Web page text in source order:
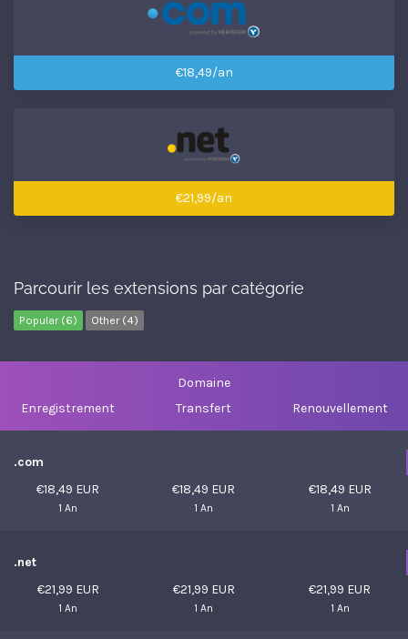
€18,49/an
€21,99/an
Parcourir les extensions par catégorie
Popular (6) Other (4)
Domaine
Enregistrement
Transfert Renouvellement
.com
€18,49 EUR
1 An
€18,49 EUR
1 An
€18,49 EUR
1 An
.net
€21,99 EUR
1 An
€21,99 EUR
1 An
€21,99 EUR
1 An